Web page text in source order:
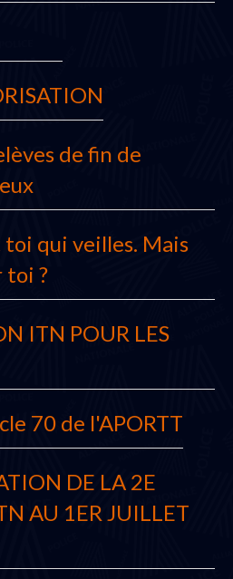
de fin de
toi qui veilles. Mais
toi ?
ITN POUR LES
70 de l'APORTT
DE LA 2E
AU 1ER JUILLET